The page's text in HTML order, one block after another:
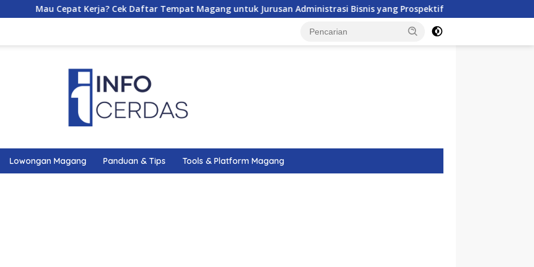
Mau Cepat Kerja? Cek Daftar Tempat Magang untuk Jurusan Administrasi Bisnis yang Prospektif Ini
Lowongan Magang Panduan & Tips Tools & Platform Magang